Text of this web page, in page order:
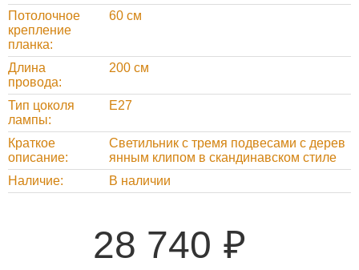
Потолочное
крепление
планка
60 см
Длина
провода
200 см
Тип цоколя
лампы
Е27
Краткое
описание
Cветильник с тремя подвесами с дерев
янным клипом в скандинавском стиле
Наличие
В наличии
28 740